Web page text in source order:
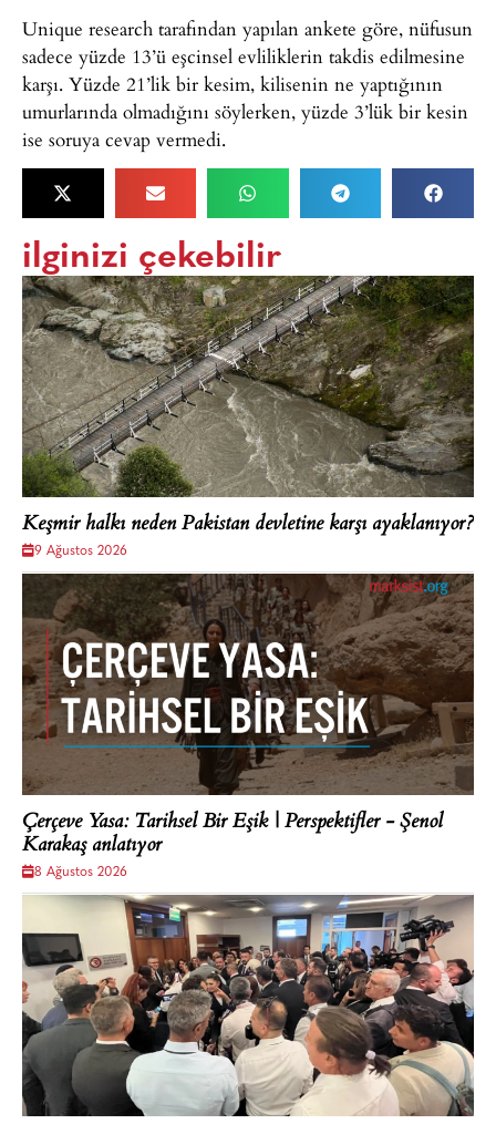
Unique research tarafından yapılan ankete göre, nüfusun
sadece yüzde 13’ü eşcinsel evliliklerin takdis edilmesine
karşı. Yüzde 21’lik bir kesim, kilisenin ne yaptığının
umurlarında olmadığını söylerken, yüzde 3’lük bir kesin
ise soruya cevap vermedi.
ilginizi çekebilir
Keşmir halkı neden Pakistan devletine karşı ayaklanıyor?
9 Ağustos 2026
Çerçeve Yasa: Tarihsel Bir Eşik | Perspektifler - Şenol
Karakaş anlatıyor
8 Ağustos 2026